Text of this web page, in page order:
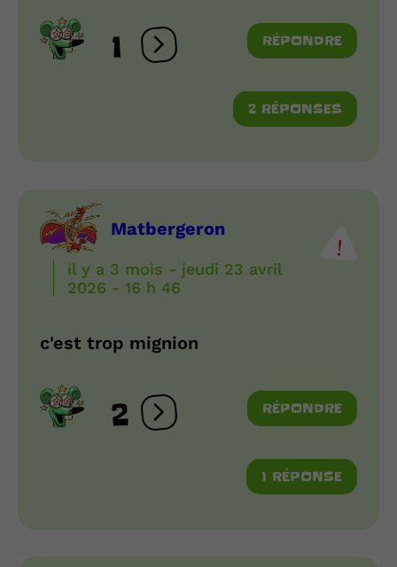
1 Ouvrir les réactions
RÉPONDRE
2 RÉPONSES
Matbergeron
il y a 3 mois - jeudi 23 avril
2026 - 16 h 46
c'est trop mignion
2 Ouvrir les réactions
RÉPONDRE
1 RÉPONSE